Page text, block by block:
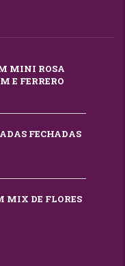
MINI ROSA
E FERRERO
FECHADAS
MIX DE FLORES